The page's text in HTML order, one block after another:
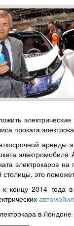
проката
аренды
электрокаров
столицы, это
концу 2014 года
в